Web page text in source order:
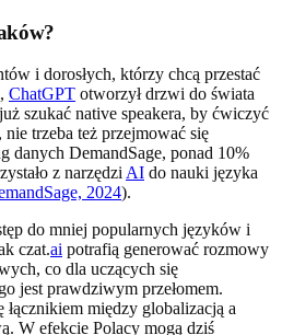
i dorosłych, którzy chcą przestać
ChatGPT otworzył drzwi do świata
szukać native speakera, by ćwiczyć
nie trzeba też przejmować się
danych DemandSage, ponad 10%
z narzędzi AI do nauki języka
2024).
do mniej popularnych języków i
czat.ai potrafią generować rozmowy
co dla uczących się
jest prawdziwym przełomem.
łącznikiem między globalizacją a
W efekcie Polacy mogą dziś